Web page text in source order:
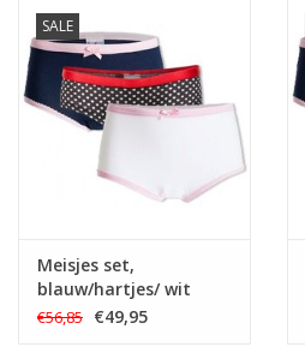
SALE
Meisjes set,
blauw/hartjes/ wit
€56,85 €49,95